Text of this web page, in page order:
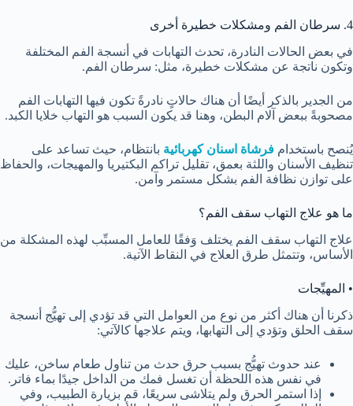
4. سرطان الفم ومشكلات خطيرة أخرى
في بعض الحالات النادرة، تحدث التهابات في أنسجة الفم المختلفة
وتكون ناتجة عن مشكلات خطيرة، مثل: سرطان الفم.
من الجدير بالذكر أيضًا أن هناك حالاتٍ نادرةً تكون فيها التهابات الفم
مصحوبةً ببعض آلام البطن، وهنا قد يكون السبب هو التهاب خلايا الكبد.
يُنصح باستخدام فرشاة اسنان كهربائية بانتظام، حيث تساعد على
تنظيف الأسنان واللثة بعمق، تقليل تراكم البكتيريا والمهيجات، والحفاظ
على توازن نظافة الفم بشكل مستمر وآمن.
ما هو علاج التهاب سقف الفم؟
علاج التهاب سقف الفم يختلف وَفقًا للعامل المسبِّب لهذه المشكلة من
الأساس، وتتمثل طرق العلاج في النقاط الآتية.
• المهيِّجات
ذكرنا أن هناك أكثر من نوع من العوامل التي قد تؤدي إلى تهيُّج أنسجة
سقف الحلق وتؤدي إلى التهابها، ويتم علاجها كالآتي:
عند حدوث تهيُّج بسبب حرق حدث من تناول طعام ساخن، عليك
في نفس هذه اللحظة أن تغسل فمك من الداخل جيدًا بماء فاتر.
إذا استمر الحرق ولم يتلاشى سريعًا، قم بزيارة الطبيب، وفي